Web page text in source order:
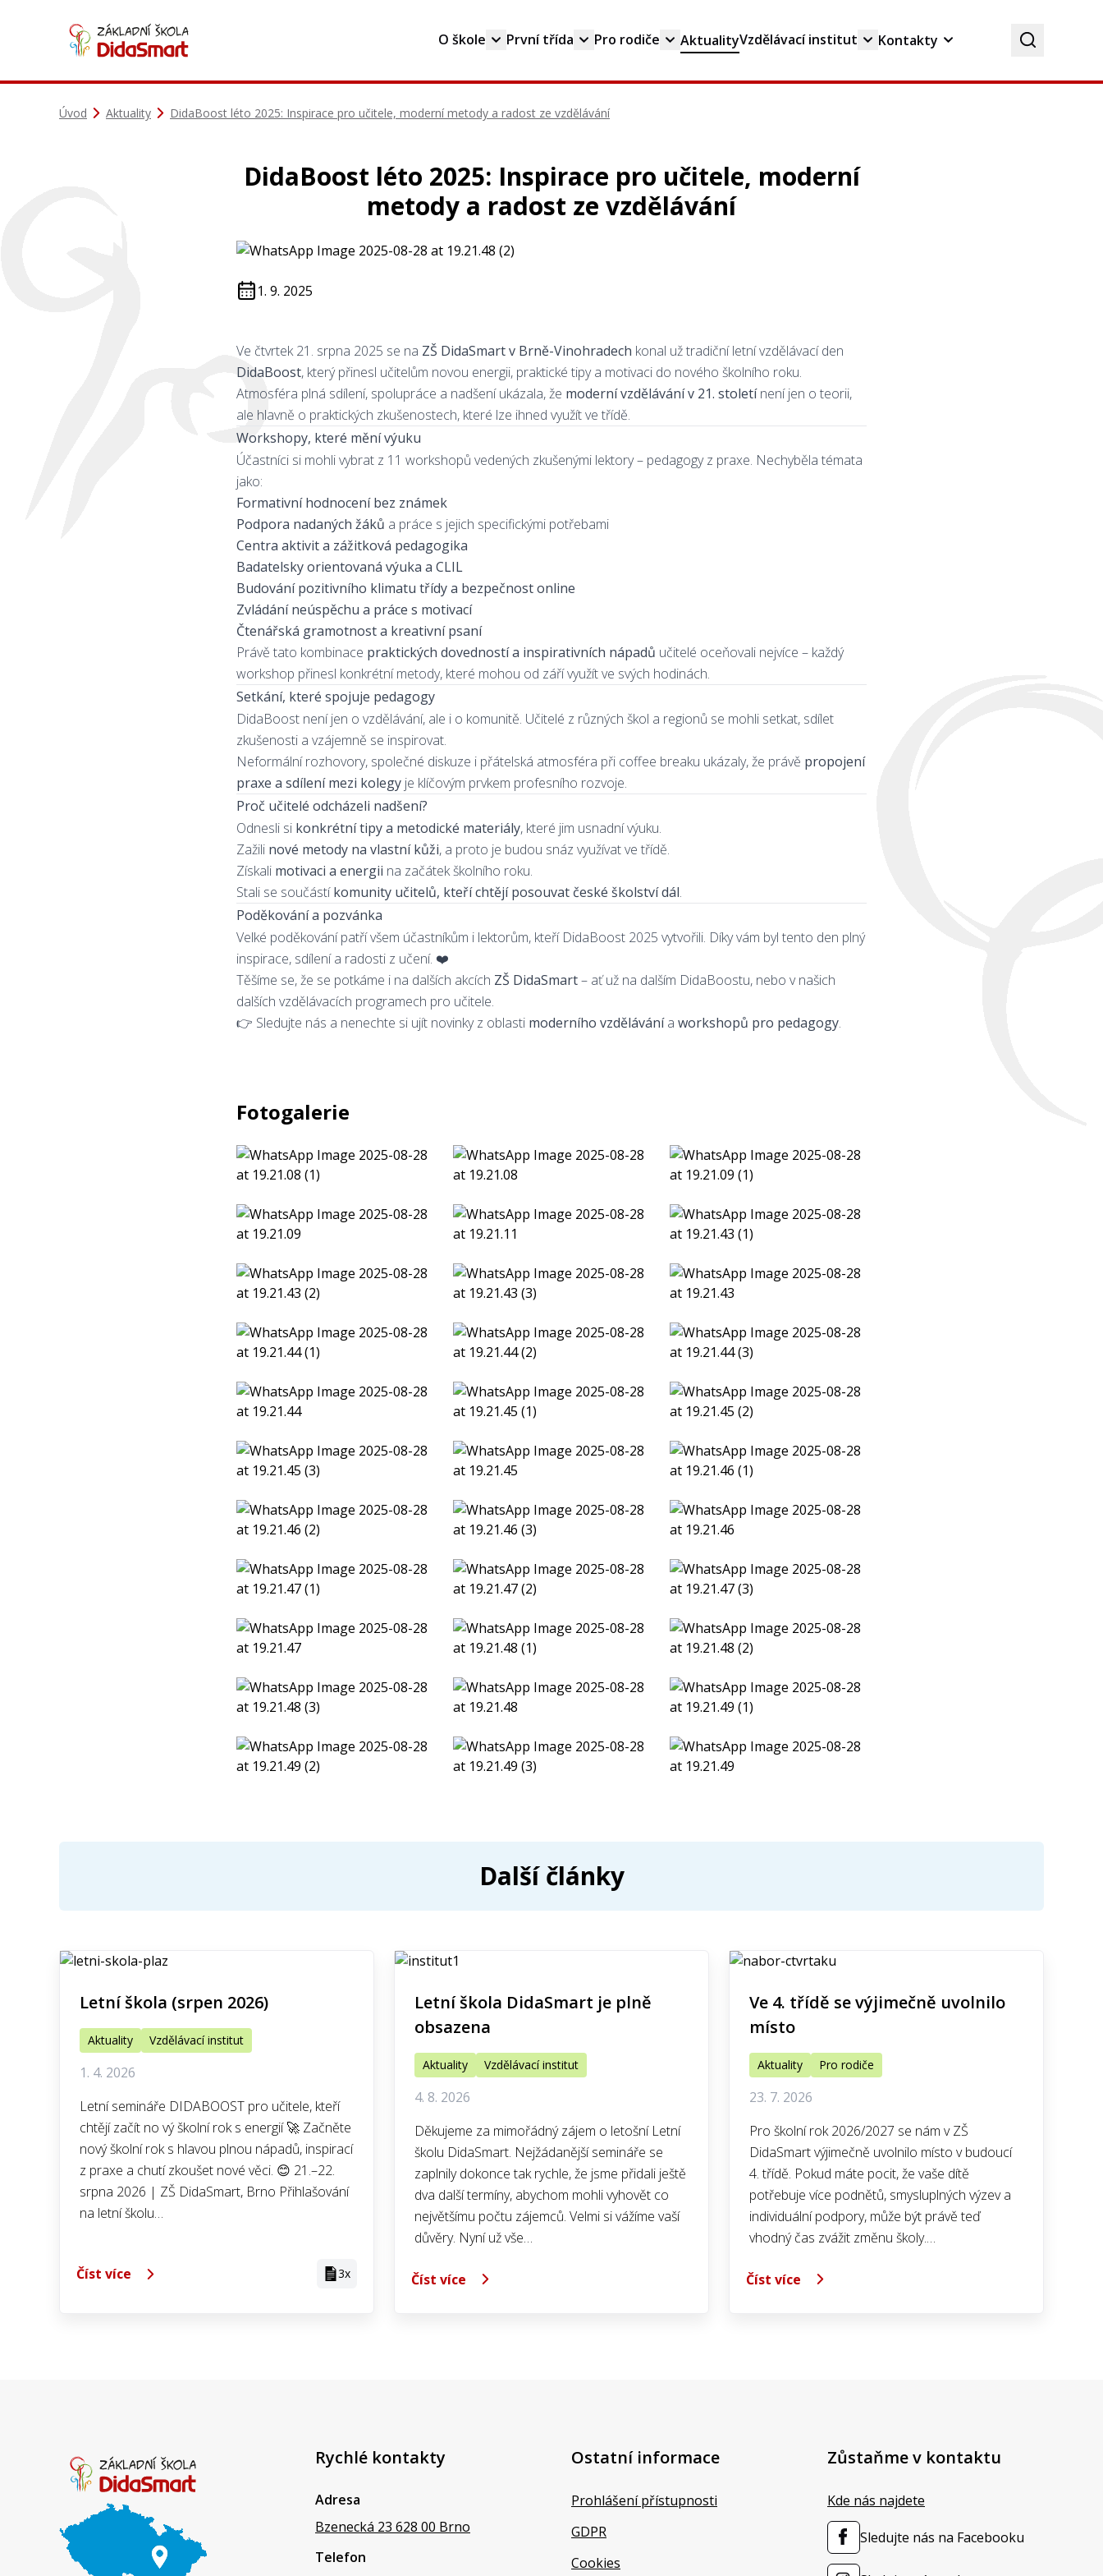
O škole První třída Pro rodiče AktualityVzdělávací institut Kontakty
Úvod Aktuality DidaBoost léto 2025: Inspirace pro učitele, moderní metody a radost ze vzdělávání
DidaBoost léto 2025: Inspirace pro učitele, moderní
metody a radost ze vzdělávání
1. 9. 2025
Ve čtvrtek 21. srpna 2025 se na ZŠ DidaSmart v Brně-Vinohradech konal už tradiční letní vzdělávací den
DidaBoost, který přinesl učitelům novou energii, praktické tipy a motivaci do nového školního roku.
Atmosféra plná sdílení, spolupráce a nadšení ukázala, že moderní vzdělávání v 21. stoletínení jen o teorii,
ale hlavně o praktických zkušenostech, které lze ihned využít ve třídě.
Workshopy, které mění výuku
Účastníci si mohli vybrat z 11 workshopů vedených zkušenými lektory – pedagogy z praxe. Nechyběla témata
jako:
Formativní hodnocení bez známek
Podpora nadaných žáků a práce s jejich specifickými potřebami
Centra aktivit a zážitková pedagogika
Badatelsky orientovaná výuka a CLIL
Budování pozitivního klimatu třídy a bezpečnost online
Zvládání neúspěchu a práce s motivací
Čtenářská gramotnost a kreativní psaní
Právě tato kombinace praktických dovedností a inspirativních nápadů učitelé oceňovali nejvíce – každý
workshop přinesl konkrétní metody, které mohou od září využít ve svých hodinách.
Setkání, které spojuje pedagogy
DidaBoost není jen o vzdělávání, ale i o komunitě. Učitelé z různých škol a regionů se mohli setkat, sdílet
zkušenosti a vzájemně se inspirovat.
Neformální rozhovory, společné diskuze i přátelská atmosféra při coffee breaku ukázaly, že právě propojení
praxe a sdílení mezi kolegy je klíčovým prvkem profesního rozvoje.
Proč učitelé odcházeli nadšení?
Odnesli si konkrétní tipy a metodické materiály, které jim usnadní výuku.
Zažili nové metody na vlastní kůži, a proto je budou snáz využívat ve třídě.
Získali motivaci a energii na začátek školního roku.
Stali se součástíkomunity učitelů, kteří chtějí posouvat české školství dál.
Poděkování a pozvánka
Velké poděkování patří všem účastníkům i lektorům, kteří DidaBoost 2025 vytvořili. Díky vám byl tento den plný
inspirace, sdílení a radosti z učení. ❤️
Těšíme se, že se potkáme i na dalších akcích ZŠ DidaSmart– ať už na dalším DidaBoostu, nebo v našich
dalších vzdělávacích programech pro učitele.
👉 Sledujte nás a nenechte si ujít novinky z oblasti moderního vzdělávánía workshopů pro pedagogy.
Fotogalerie
Další články
Letní škola (srpen 2026)
Aktuality Vzdělávací institut
1. 4. 2026
Letní semináře DIDABOOST pro učitele, kteří
chtějí začít no vý školní rok s energií 🚀 Začněte
nový školní rok s hlavou plnou nápadů, inspirací
z praxe a chutí zkoušet nové věci. 😊 21.–22.
srpna 2026 | ZŠ DidaSmart, Brno Přihlašování
na letní školu…
Číst více 3x
Letní škola DidaSmart je plně
obsazena
Aktuality Vzdělávací institut
4. 8. 2026
Děkujeme za mimořádný zájem o letošní Letní
školu DidaSmart. Nejžádanější semináře se
zaplnily dokonce tak rychle, že jsme přidali ještě
dva další termíny, abychom mohli vyhovět co
největšímu počtu zájemců. Velmi si vážíme vaší
důvěry. Nyní už vše…
Číst více
Ve 4. třídě se výjimečně uvolnilo
místo
Aktuality Pro rodiče
23. 7. 2026
Pro školní rok 2026/2027 se nám v ZŠ
DidaSmart výjimečně uvolnilo místo v budoucí
4. třídě. Pokud máte pocit, že vaše dítě
potřebuje více podnětů, smysluplných výzev a
individuální podpory, může být právě teď
vhodný čas zvážit změnu školy.…
Číst více
Rychlé kontakty
Adresa
Bzenecká 23 628 00 Brno
Telefon
Ostatní informace
Prohlášení přístupnosti
GDPR
Cookies
Zůstaňme v kontaktu
Kde nás najdete
Sledujte nás na Facebooku